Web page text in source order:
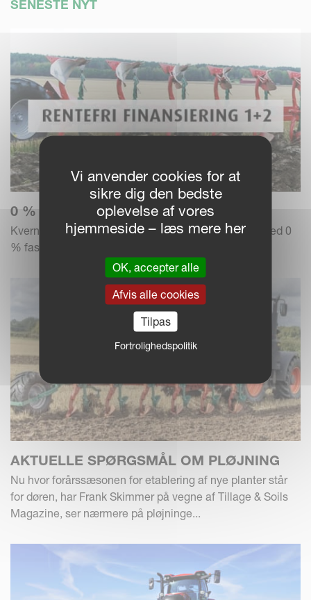
SENESTE NYT
0 % RENTE – BETAL OVER 3 ÅR
Kverneland Group tilbyder en finansieringsløsning med 0
% fast rente og 1+2 betaling.
AKTUELLE SPØRGSMÅL OM PLØJNING
Nu hvor forårssæsonen for etablering af nye planter står
for døren, har Frank Skimmer på vegne af Tillage & Soils
Magazine, ser nærmere på pløjninge...
Vi anvender cookies for at
sikre dig den bedste
oplevelse af vores
hjemmeside – læs mere her
OK, accepter alle
Afvis alle cookies
Tilpas
Fortrolighedspolitik